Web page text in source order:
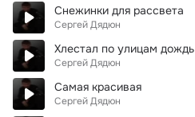
Снежинки для рассвета
Сергей Дядюн
Хлестал по улицам дождь
Сергей Дядюн
Самая красивая
Сергей Дядюн